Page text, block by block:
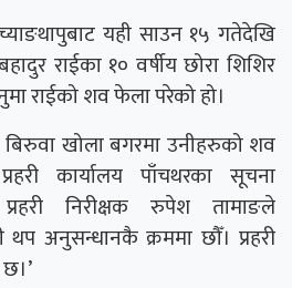
यही साउन १५ गतेदेखि
राईका १० वर्षीय छोरा शिशिर
राईको शव फेला परेको हो।
बिरुवा खोला बगरमा उनीहरुको शव
कार्यालय पाँचथरका सूचना
निरीक्षक रुपेश तामाङले
अनुसन्धानकै क्रममा छौँ। प्रहरी